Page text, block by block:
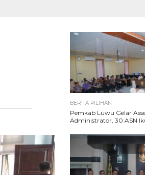
BERITA PILIHAN
Pemkab Luwu Gelar
Administrator, 30 ASN